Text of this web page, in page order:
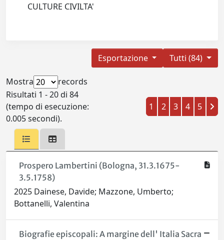
CULTURE CIVILTA'
Tutti (84)
Esportazione
Mostra
records
Risultati 1 - 20 di 84
(tempo di esecuzione:
0.005 secondi).
1 2 3 4 5
Prospero Lambertini (Bologna, 31.3.1675-
3.5.1758)
2025 Dainese, Davide; Mazzone, Umberto;
Bottanelli, Valentina
Biografie episcopali: A margine dell' Italia Sacra